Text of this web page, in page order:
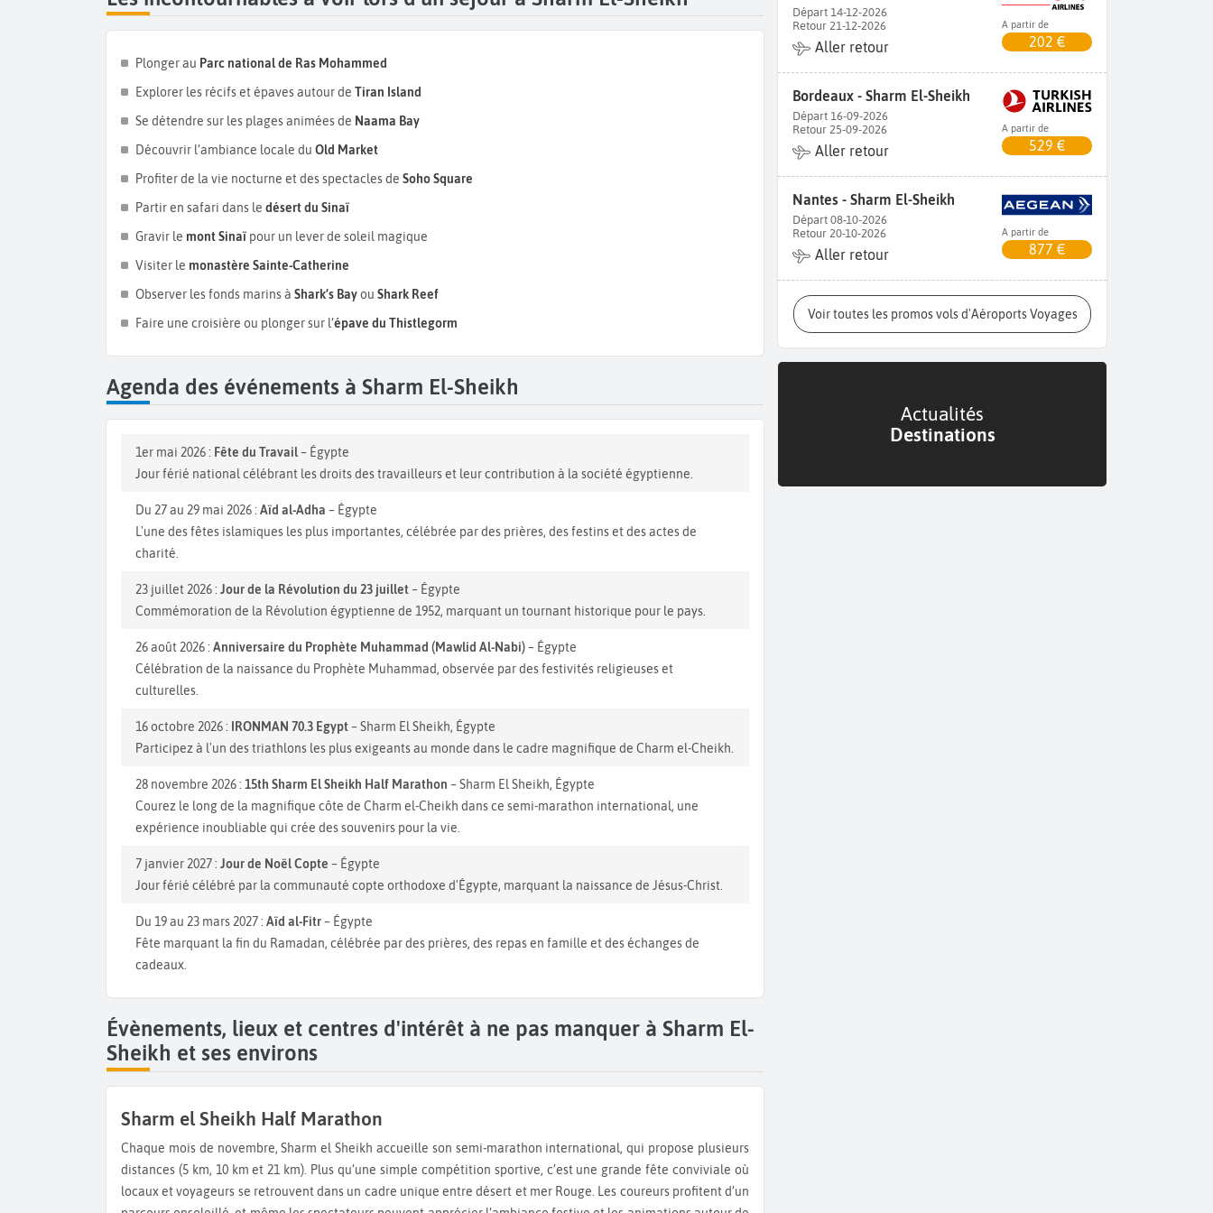
Plonger au Parc national de Ras Mohammed
Explorer les récifs et épaves autour de Tiran Island
Se détendre sur les plages animées de Naama Bay
Découvrir l’ambiance locale du Old Market
Profiter de la vie nocturne et des spectacles de Soho Square
Partir en safari dans le désert du Sinaï
Gravir le mont Sinaï pour un lever de soleil magique
Visiter le monastère Sainte-Catherine
Observer les fonds marins à Shark’s Bayou Shark Reef
Faire une croisière ou plonger sur l’épave du Thistlegorm
Agenda des événements à Sharm El-Sheikh
1er mai 2026 : Fête du Travail– Égypte
Jour férié national célébrant les droits des travailleurs et leur contribution à la société égyptienne.
Du 27 au 29 mai 2026 : Aïd al-Adha – Égypte
L'une des fêtes islamiques les plus importantes, célébrée par des prières, des festins et des actes de
charité.
23 juillet 2026 : Jour de la Révolution du 23 juillet– Égypte
Commémoration de la Révolution égyptienne de 1952, marquant un tournant historique pour le pays.
26 août 2026 : Anniversaire du Prophète Muhammad (Mawlid Al-Nabi)– Égypte
Célébration de la naissance du Prophète Muhammad, observée par des festivités religieuses et
culturelles.
16 octobre 2026 : IRONMAN 70.3 Egypt– Sharm El Sheikh, Égypte
Participez à l'un des triathlons les plus exigeants au monde dans le cadre magnifique de Charm el-Cheikh.
28 novembre 2026 : 15th Sharm El Sheikh Half Marathon – Sharm El Sheikh, Égypte
Courez le long de la magnifique côte de Charm el-Cheikh dans ce semi-marathon international, une
expérience inoubliable qui crée des souvenirs pour la vie.
7 janvier 2027 : Jour de Noël Copte – Égypte
Jour férié célébré par la communauté copte orthodoxe d'Égypte, marquant la naissance de Jésus-Christ.
Du 19 au 23 mars 2027 : Aïd al-Fitr– Égypte
Fête marquant la fin du Ramadan, célébrée par des prières, des repas en famille et des échanges de
cadeaux.
Évènements, lieux et centres d'intérêt à ne pas manquer à Sharm El-
Sheikh et ses environs
Sharm el Sheikh Half Marathon
Chaque mois de novembre, Sharm el Sheikh accueille son semi-marathon international, qui propose plusieurs
distances (5 km, 10 km et 21 km). Plus qu’une simple compétition sportive, c’est une grande fête conviviale où
locaux et voyageurs se retrouvent dans un cadre unique entre désert et mer Rouge. Les coureurs profitent d’un
Départ 14-12-2026
Retour 21-12-2026
Aller retour
A partir de
202 €
Bordeaux - Sharm El-Sheikh
Départ 16-09-2026
Retour 25-09-2026
Aller retour
A partir de
529 €
Nantes - Sharm El-Sheikh
Départ 08-10-2026
Retour 20-10-2026
Aller retour
A partir de
877 €
Voir toutes les promos vols d'Aéroports Voyages
Actualités
Destinations